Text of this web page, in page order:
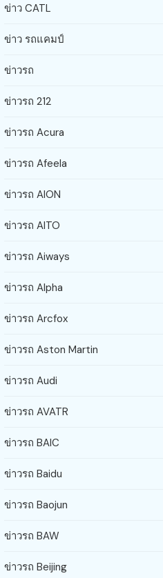
ข่าว CATL
ข่าว รถแคมป์
ข่าวรถ
ข่าวรถ 212
ข่าวรถ Acura
ข่าวรถ Afeela
ข่าวรถ AION
ข่าวรถ AITO
ข่าวรถ Aiways
ข่าวรถ Alpha
ข่าวรถ Arcfox
ข่าวรถ Aston Martin
ข่าวรถ Audi
ข่าวรถ AVATR
ข่าวรถ BAIC
ข่าวรถ Baidu
ข่าวรถ Baojun
ข่าวรถ BAW
ข่าวรถ Beijing